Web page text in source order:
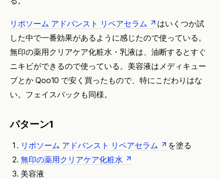
リポソーム アドバンスト リペアセラム
はいくつか試
した中で一番効果があるように感じたので使っている。
無印の薬用クリアケア化粧水・乳液は、油断するとすぐ
ニキビができるので使っている。美容液はメディキュー
ブとか Qoo10 で安く買ったもので、特にこだわりはな
い。フェイスパックも同様。
パターン1
リポソーム アドバンスト リペアセラム
を塗る
無印の薬用クリアケア化粧水
美容液